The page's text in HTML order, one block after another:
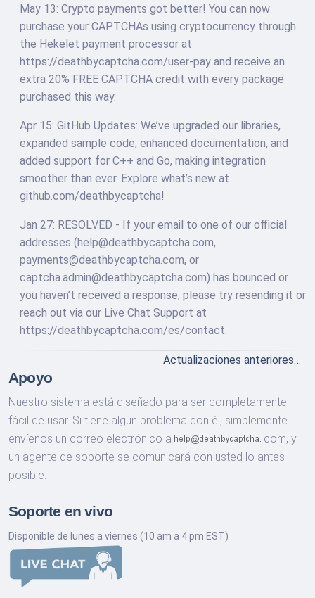
May 13: Crypto payments got better! You can now
purchase your CAPTCHAs using cryptocurrency through
the Hekelet payment processor at
https://deathbycaptcha.com/user-pay and receive an
extra 20% FREE CAPTCHA credit with every package
purchased this way.
Apr 15: GitHub Updates: We’ve upgraded our libraries,
expanded sample code, enhanced documentation, and
added support for C++ and Go, making integration
smoother than ever. Explore what’s new at
github.com/deathbycaptcha!
Jan 27: RESOLVED - If your email to one of our official
addresses (help@deathbycaptcha.com,
payments@deathbycaptcha.com, or
captcha.admin@deathbycaptcha.com) has bounced or
you haven’t received a response, please try resending it or
reach out via our Live Chat Support at
https://deathbycaptcha.com/es/contact.
Actualizaciones anteriores…
Apoyo
Nuestro sistema está diseñado para ser completamente
fácil de usar. Si tiene algún problema con él, simplemente
envíenos un correo electrónico a
com, y
un agente de soporte se comunicará con usted lo antes
posible.
Soporte en vivo
Disponible de lunes a viernes (10 am a 4 pm EST)